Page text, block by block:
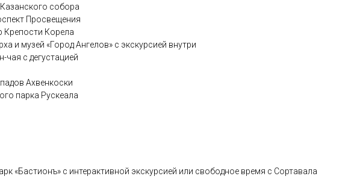
собора
Просвещения
Крепости Корела
и музей «Город Ангелов» с экскурсией внутри
чая с дегустацией
Ахвенкоски
парка Рускеала
«Бастионъ» с интерактивной экскурсией или свободное время с Сортавала